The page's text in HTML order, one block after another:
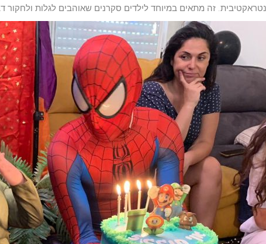
זה מתאים במיוחד לילדים סקרנים שאוהבים לגלות ולחקור